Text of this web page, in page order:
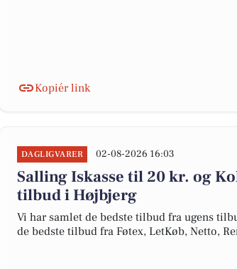
Kopiér link
DAGLIGVARER 02-08-2026 16:03
Salling Iskasse til 20 kr. og
tilbud i Højbjerg
Vi har samlet de bedste tilbud fra ugens
de bedste tilbud fra Føtex, LetKøb, Netto,